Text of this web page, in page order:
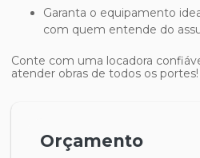
Garanta o equipamento ideal para sua necessidade
com quem entende do
Conte com uma locadora
atender obras de todos os portes!
Orçamento